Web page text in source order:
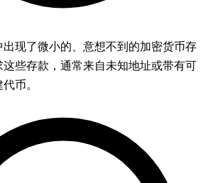
现了微小的、意想不到的加密货币存
些存款，通常来自未知地址或带有可
币。